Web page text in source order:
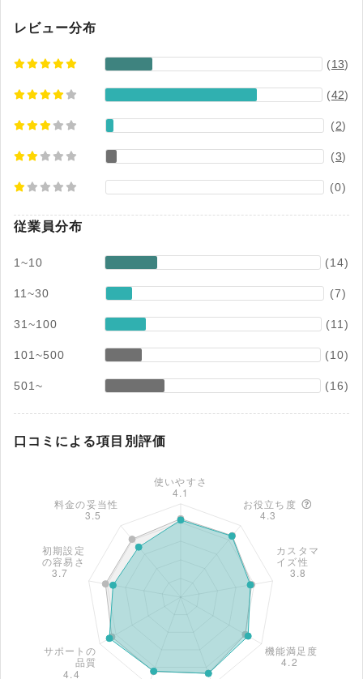
レビュー分布
(13)
(42)
(2)
(3)
(0)
従業員分布
1~10 (14)
11~30 (7)
31~100 (11)
101~500 (10)
501~ (16)
口コミによる項目別評価